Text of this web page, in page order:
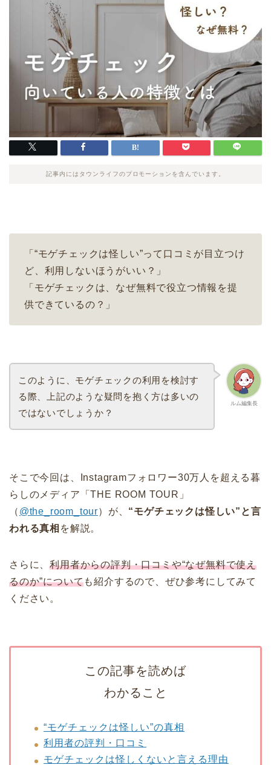
記事内にはタウンライフのプロモーションを含んでいます。
「“モゲチェックは怪しい”って口コミが目立つけ
ど、利用しないほうがいい？」
「モゲチェックは、なぜ無料で役立つ情報を提
供できているの？」
ルム編集長
このように、モゲチェックの利用を検討す
る際、上記のような疑問を抱く方は多いの
ではないでしょうか？
そこで今回は、Instagramフォロワー30万人を超える暮
らしのメディア「THE ROOM TOUR」
（ @the_room_tour）が、 “モゲチェックは怪しい”と言
われる真相 を解説。
さらに、利用者からの評判・口コミや“なぜ無料で使え
るのか”についても紹介するので、ぜひ参考にしてみて
ください。
この記事を読めば
わかること
“モゲチェックは怪しい”の真相
利用者の評判・口コミ
モゲチェックは怪しくないと言える理由